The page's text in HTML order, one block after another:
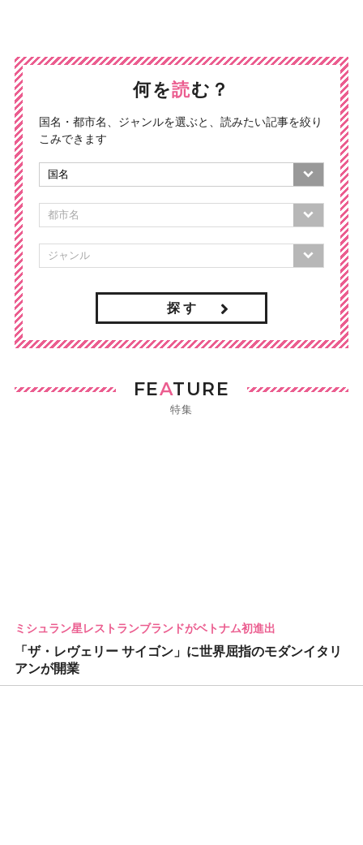
何を読む？
国名・都市名、ジャンルを選ぶと、読みたい記事を絞り
こみできます
探 す
FEATURE
特集
ミシュラン星レストランブランドがベトナム初進出
「ザ・レヴェリー サイゴン」に世界屈指のモダンイタリ
アンが開業